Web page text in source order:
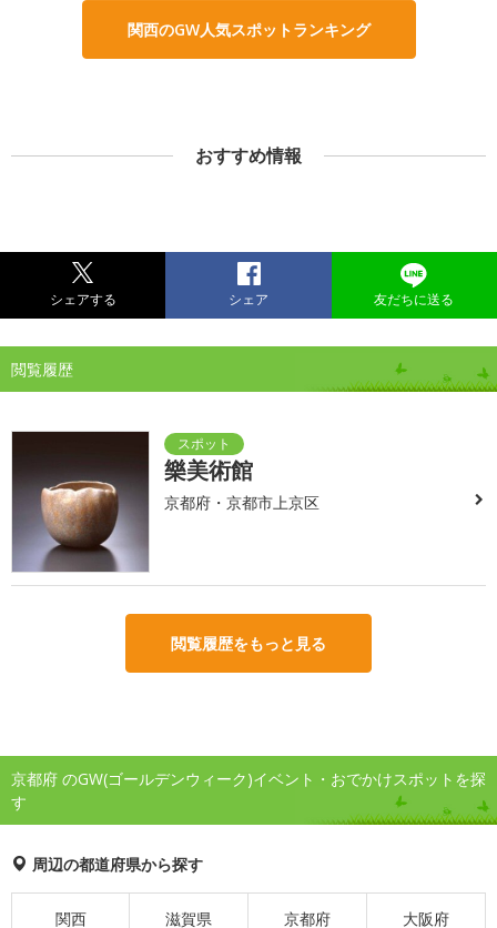
関西のGW人気スポットランキング
おすすめ情報
シェアする シェア 友だちに送る
閲覧履歴
樂美術館
京都府・京都市上京区
閲覧履歴をもっと見る
京都府 のGW(ゴールデンウィーク)イベント・おでかけスポットを探
す
周辺の都道府県から探す
関西 滋賀県 京都府 大阪府